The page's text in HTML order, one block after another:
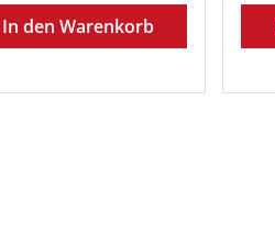
In den Warenkorb